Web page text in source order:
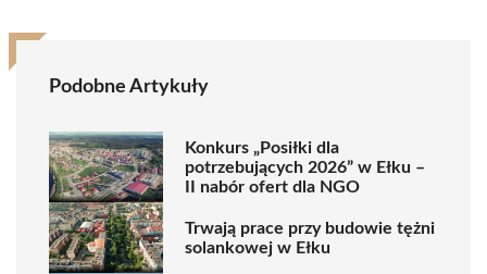
Podobne Artykuły
Konkurs „Posiłki dla
potrzebujących 2026” w Ełku –
II nabór ofert dla NGO
Trwają prace przy budowie tężni
solankowej w Ełku